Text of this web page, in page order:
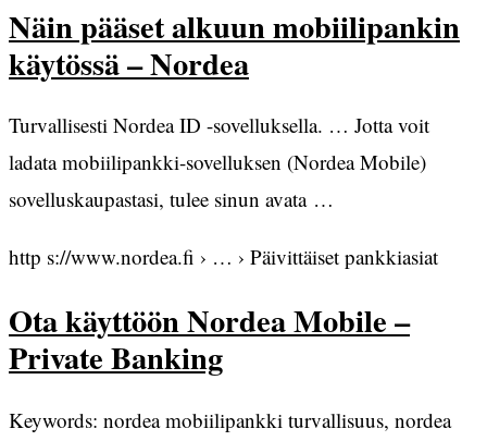
Näin pääset alkuun mobiilipankin
käytössä – Nordea
Turvallisesti Nordea ID -sovelluksella. … Jotta voit
ladata mobiilipankki-sovelluksen (Nordea Mobile)
sovelluskaupastasi, tulee sinun avata …
http s://www.nordea.fi › … › Päivittäiset pankkiasiat
Ota käyttöön Nordea Mobile –
Private Banking
Keywords: nordea mobiilipankki turvallisuus, nordea